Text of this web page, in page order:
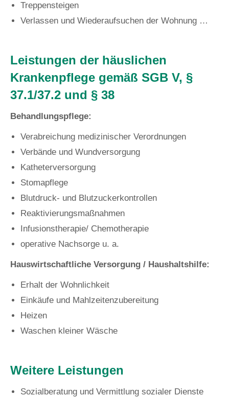
Treppensteigen
Verlassen und Wiederaufsuchen der Wohnung …
Leistungen der häuslichen
Krankenpflege gemäß SGB V, §
37.1/37.2 und § 38
Behandlungspflege:
Verabreichung medizinischer Verordnungen
Verbände und Wundversorgung
Katheterversorgung
Stomapflege
Blutdruck- und Blutzuckerkontrollen
Reaktivierungsmaßnahmen
Infusionstherapie/ Chemotherapie
operative Nachsorge u. a.
Hauswirtschaftliche Versorgung / Haushaltshilfe:
Erhalt der Wohnlichkeit
Einkäufe und Mahlzeitenzubereitung
Heizen
Waschen kleiner Wäsche
Weitere Leistungen
Sozialberatung und Vermittlung sozialer Dienste